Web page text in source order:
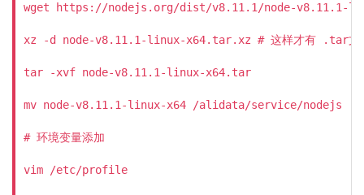
wget https://nodejs.org/dist/v8.11.1/node-v8.11.1-
xz -d node-v8.11.1-linux-x64.tar.xz # 这样才有 .tar文
tar -xvf node-v8.11.1-linux-x64.tar
mv node-v8.11.1-linux-x64 /alidata/service/nodejs
# 环境变量添加
vim /etc/profile